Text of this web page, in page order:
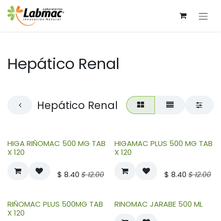
Skip to Content
Hepático Renal
Hepático Renal
HIGA RIÑOMAC 500 MG TAB
X 120
$ 8.40 $12.00
HIGAMAC PLUS 500 MG TAB
X 120
$ 8.40 $12.00
RIÑOMAC PLUS 500MG TAB
X 120
RINOMAC JARABE 500 ML